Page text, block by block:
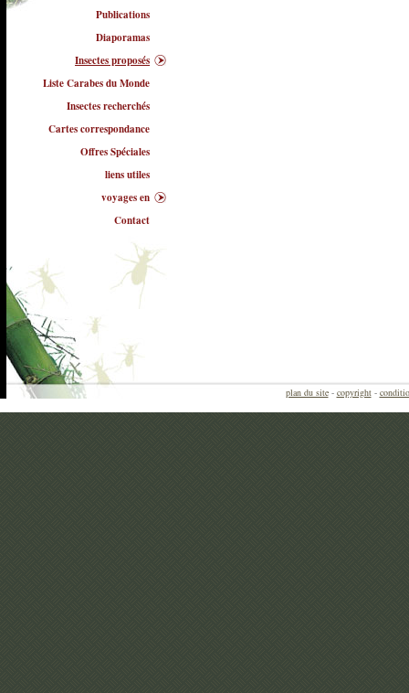
Publications
Diaporamas
Insectes proposés
Liste Carabes du Monde
Insectes recherchés
Cartes correspondance
Offres Spéciales
liens utiles
voyages en
Contact
plan du site- copyright-